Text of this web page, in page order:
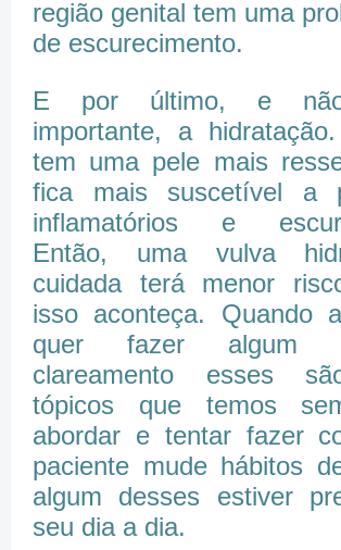
região genital tem uma
de escurecimento.
E por último, e
importante, a
tem uma pele mais
fica mais suscetível a
inflamatórios e
Então, uma vulva
cuidada terá menor
isso aconteça. Quando
quer fazer algum
clareamento esses
tópicos que temos
abordar e tentar fazer
paciente mude hábitos
algum desses estiver
seu dia a dia.